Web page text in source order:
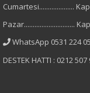
%95 Pamuk
%5 Elastan
Yaka Tipi
Cumartesi....................
Pazar.............................
WhatsApp 0531 224
DESTEK HATTI : 0212 507